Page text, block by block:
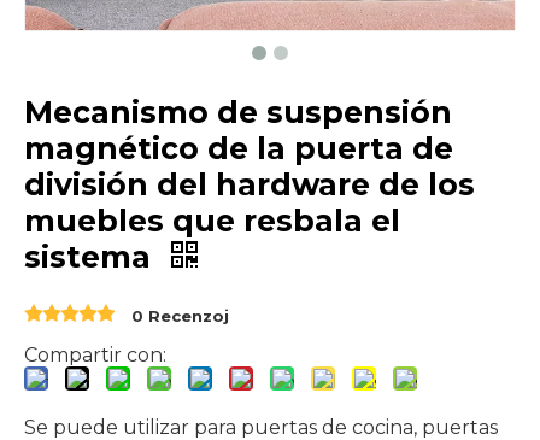
Mecanismo de suspensión
magnético de la puerta de
división del hardware de los
muebles que resbala el
sistema
0 Recenzoj
Compartir con:
Se puede utilizar para puertas de cocina, puertas